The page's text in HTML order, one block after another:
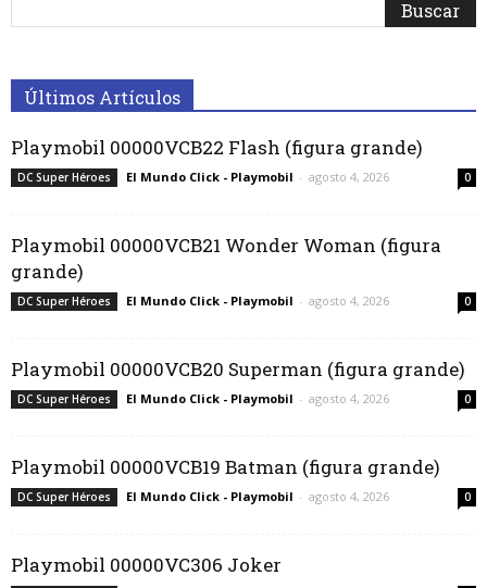
Últimos Artículos
Playmobil 00000VCB22 Flash (figura grande)
DC Super Héroes El Mundo Click - Playmobil - agosto 4, 2026 0
Playmobil 00000VCB21 Wonder Woman (figura
grande)
DC Super Héroes El Mundo Click - Playmobil - agosto 4, 2026 0
Playmobil 00000VCB20 Superman (figura grande)
DC Super Héroes El Mundo Click - Playmobil - agosto 4, 2026 0
Playmobil 00000VCB19 Batman (figura grande)
DC Super Héroes El Mundo Click - Playmobil - agosto 4, 2026 0
Playmobil 00000VC306 Joker